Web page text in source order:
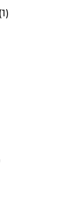
(1)